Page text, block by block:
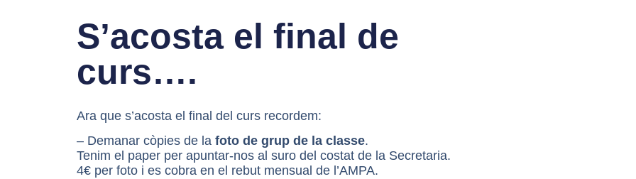
S’acosta el final de
curs….
Ara que s’acosta el final del curs recordem:
– Demanar còpies de la foto de grup de la classe.
Tenim el paper per apuntar-nos al suro del costat de la Secretaria.
4€ per foto i es cobra en el rebut mensual de l’AMPA.